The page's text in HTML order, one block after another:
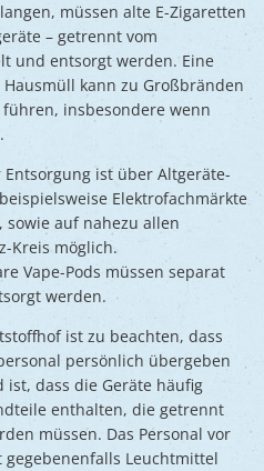
müssen alte E-Zigaretten
– getrennt vom
und entsorgt werden. Eine
kann zu Großbränden
insbesondere wenn
ist über Altgeräte-
Elektrofachmärkte
auf nahezu allen
Kreis möglich.
Vape-Pods müssen separat
werden.
ist zu beachten, dass
persönlich übergeben
dass die Geräte häufig
enthalten, die getrennt
müssen. Das Personal vor
Leuchtmittel